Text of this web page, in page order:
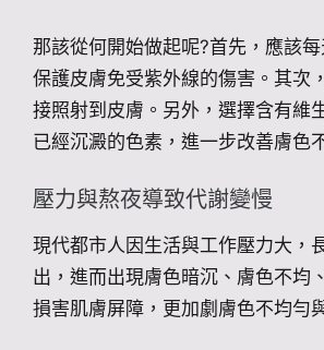
那該從何開始做起呢?首先，應該
保護皮膚免受紫外線的傷害。其次
接照射到皮膚。另外，選擇含有維
已經沉澱的色素，進一步改善膚色
壓力與熬夜導致代謝變慢
現代都市人因生活與工作壓力大，
出，進而出現膚色暗沉、膚色不均
損害肌膚屏障，更加劇膚色不均勻